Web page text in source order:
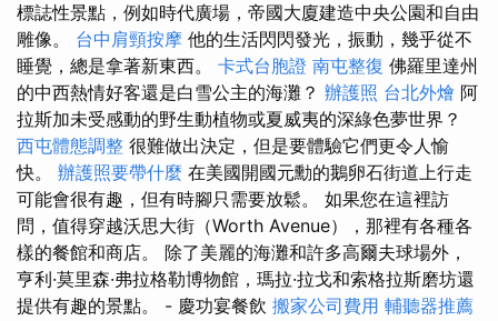
標誌性景點，例如時代廣場，帝國大廈建造中央公園和自由
雕像。 台中肩頸按摩 他的生活閃閃發光，振動，幾乎從不
睡覺，總是拿著新東西。 卡式台胞證 南屯整復 佛羅里達州
的中西熱情好客還是白雪公主的海灘？ 辦護照 台北外燴 阿
拉斯加未受感動的野生動植物或夏威夷的深綠色夢世界？
西屯體態調整 很難做出決定，但是要體驗它們更令人愉
快。 辦護照要帶什麼 在美國開國元勳的鵝卵石街道上行走
可能會很有趣，但有時腳只需要放鬆。 如果您在這裡訪
問，值得穿越沃思大街（Worth Avenue），那裡有各種各
樣的餐館和商店。 除了美麗的海灘和許多高爾夫球場外，
亨利·莫里森·弗拉格勒博物館，瑪拉·拉戈和索格拉斯磨坊還
提供有趣的景點。 - 慶功宴餐飲 搬家公司費用 輔聽器推薦